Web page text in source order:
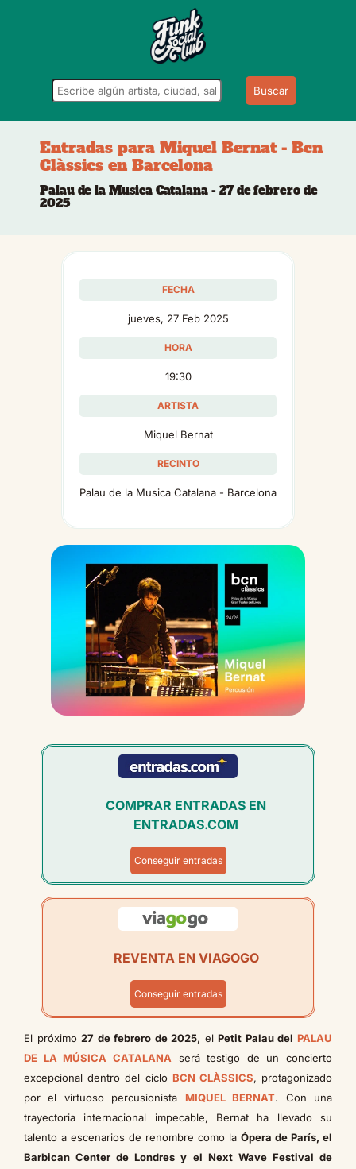
Buscar
Entradas para Miquel Bernat - Bcn
Clàssics en Barcelona
Palau de la Musica Catalana - 27 de febrero de
2025
FECHA
jueves, 27 Feb 2025
HORA
19:30
ARTISTA
Miquel Bernat
RECINTO
Palau de la Musica Catalana - Barcelona
COMPRAR ENTRADAS EN
ENTRADAS.COM
Conseguir entradas
REVENTA EN VIAGOGO
Conseguir entradas
El próximo27 de febrero de 2025, elPetit Palau delPALAU
DE LA MÚSICA CATALANA será testigo de un concierto
excepcional dentro del ciclo BCN CLÀSSICS, protagonizado
por el virtuoso percusionista MIQUEL BERNAT. Con una
trayectoria internacional impecable, Bernat ha llevado su
talento a escenarios de renombre como la Ópera de París, el
Barbican Center de Londres y el Next Wave Festival de